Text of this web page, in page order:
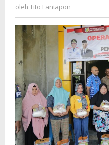
oleh Tito Lantapon